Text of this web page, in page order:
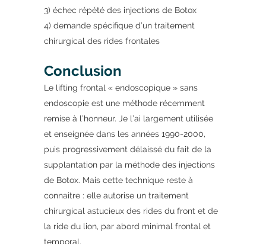
3) échec répété des injections de Botox
4) demande spécifique d’un traitement
chirurgical des rides frontales
Conclusion
Le lifting frontal « endoscopique » sans
endoscopie est une méthode récemment
remise à l’honneur. Je l’ai largement utilisée
et enseignée dans les années 1990-2000,
puis progressivement délaissé du fait de la
supplantation par la méthode des injections
de Botox. Mais cette technique reste à
connaitre : elle autorise un traitement
chirurgical astucieux des rides du front et de
la ride du lion, par abord minimal frontal et
temporal.